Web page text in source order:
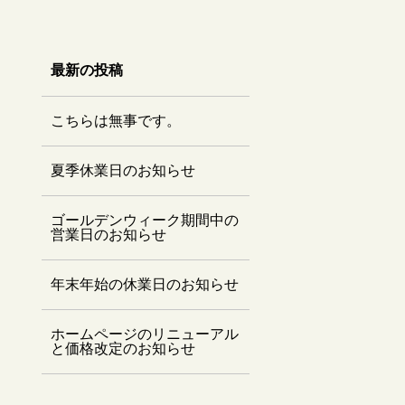
最新の投稿
こちらは無事です。
夏季休業日のお知らせ
ゴールデンウィーク期間中の
営業日のお知らせ
年末年始の休業日のお知らせ
ホームページのリニューアル
と価格改定のお知らせ